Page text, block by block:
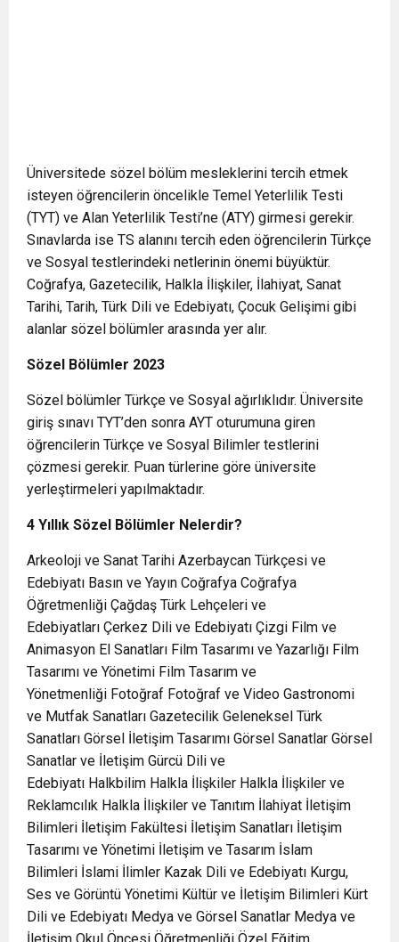
Üniversitede sözel bölüm mesleklerini tercih etmek
isteyen öğrencilerin öncelikle Temel Yeterlilik Testi
(TYT) ve Alan Yeterlilik Testi’ne (ATY) girmesi gerekir.
Sınavlarda ise TS alanını tercih eden öğrencilerin Türkçe
ve Sosyal testlerindeki netlerinin önemi büyüktür.
Coğrafya, Gazetecilik, Halkla İlişkiler, İlahiyat, Sanat
Tarihi, Tarih, Türk Dili ve Edebiyatı, Çocuk Gelişimi gibi
alanlar sözel bölümler arasında yer alır.
Sözel Bölümler 2023
Sözel bölümler Türkçe ve Sosyal ağırlıklıdır. Üniversite
giriş sınavı TYT’den sonra AYT oturumuna giren
öğrencilerin Türkçe ve Sosyal Bilimler testlerini
çözmesi gerekir. Puan türlerine göre üniversite
yerleştirmeleri yapılmaktadır.
4 Yıllık Sözel Bölümler Nelerdir?
Arkeoloji ve Sanat Tarihi Azerbaycan Türkçesi ve
Edebiyatı Basın ve Yayın Coğrafya Coğrafya
Öğretmenliği Çağdaş Türk Lehçeleri ve
Edebiyatları Çerkez Dili ve Edebiyatı Çizgi Film ve
Animasyon El Sanatları Film Tasarımı ve Yazarlığı Film
Tasarımı ve Yönetimi Film Tasarım ve
Yönetmenliği Fotoğraf Fotoğraf ve Video Gastronomi
ve Mutfak Sanatları Gazetecilik Geleneksel Türk
Sanatları Görsel İletişim Tasarımı Görsel Sanatlar Görsel
Sanatlar ve İletişim Gürcü Dili ve
Edebiyatı Halkbilim Halkla İlişkiler Halkla İlişkiler ve
Reklamcılık Halkla İlişkiler ve Tanıtım İlahiyat İletişim
Bilimleri İletişim Fakültesi İletişim Sanatları İletişim
Tasarımı ve Yönetimi İletişim ve Tasarım İslam
Bilimleri İslami İlimler Kazak Dili ve Edebiyatı Kurgu,
Ses ve Görüntü Yönetimi Kültür ve İletişim Bilimleri Kürt
Dili ve Edebiyatı Medya ve Görsel Sanatlar Medya ve